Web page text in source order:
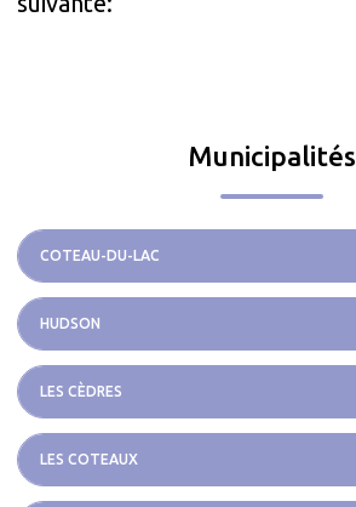
Municipalités
COTEAU-DU-LAC
HUDSON
LES CÈDRES
LES COTEAUX